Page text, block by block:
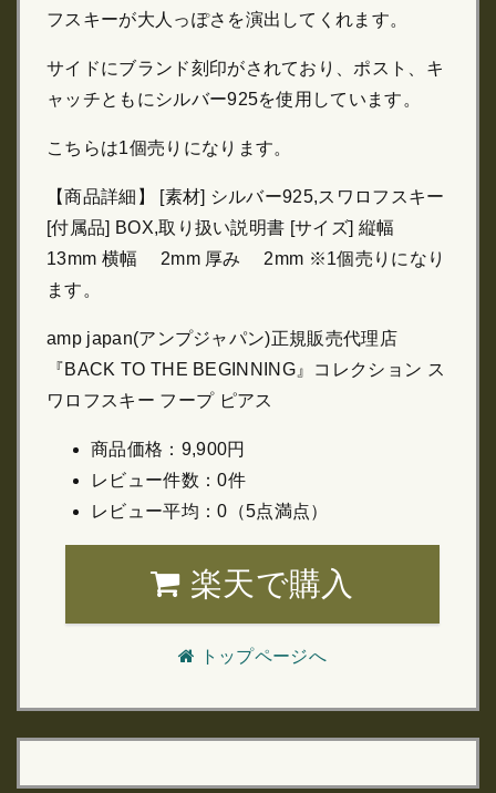
フスキーが大人っぽさを演出してくれます。
サイドにブランド刻印がされており、ポスト、キ
ャッチともにシルバー925を使用しています。
こちらは1個売りになります。
【商品詳細】 [素材] シルバー925,スワロフスキー
[付属品] BOX,取り扱い説明書 [サイズ] 縦幅
13mm 横幅 2mm 厚み 2mm ※1個売りになり
ます。
amp japan(アンプジャパン)正規販売代理店
『BACK TO THE BEGINNING』コレクション ス
ワロフスキー フープ ピアス
商品価格：9,900円
レビュー件数：0件
レビュー平均：0（5点満点）
楽天で購入
トップページへ